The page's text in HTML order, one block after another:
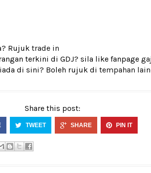
Rujuk trade in
terkini di GDJ? sila like fanpage
di sini? Boleh rujuk di tempahan
Share this post:
TWEET SHARE PIN IT